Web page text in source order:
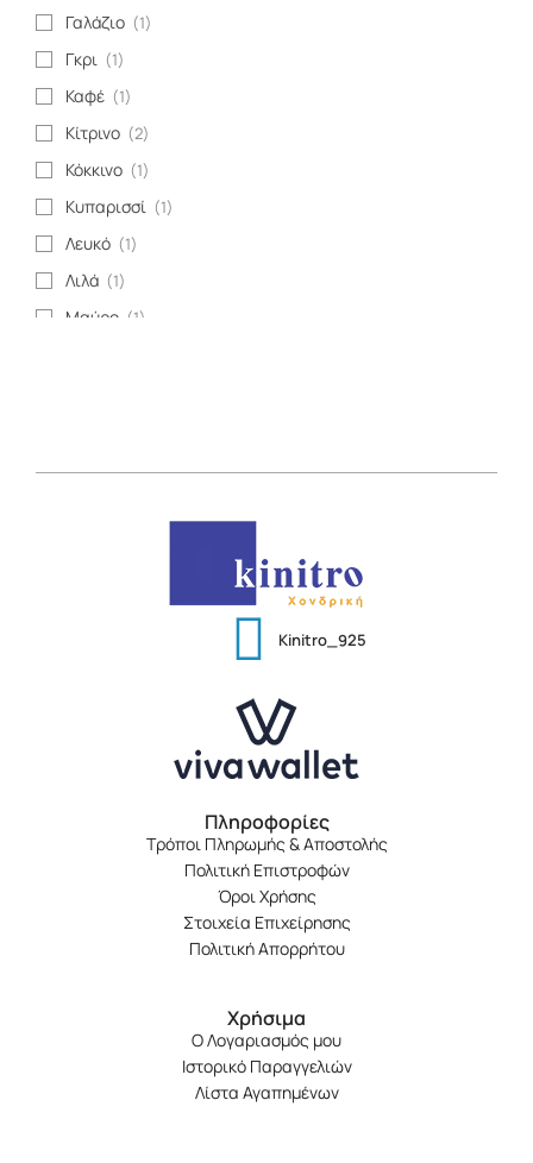
Γαλάζιο (1)
Γκρι (1)
Καφέ (1)
Κίτρινο (2)
Κόκκινο (1)
Κυπαρισσί (1)
Λευκό (1)
Λιλά (1)
Μαύρο (1)
Kinitro_925
Πληροφορίες
Τρόποι Πληρωμής & Αποστολής
Πολιτική Επιστροφών
Όροι Χρήσης
Στοιχεία Επιχείρησης
Πολιτική Απορρήτου
Χρήσιμα
Ο Λογαριασμός μου
Ιστορικό Παραγγελιών
Λίστα Αγαπημένων